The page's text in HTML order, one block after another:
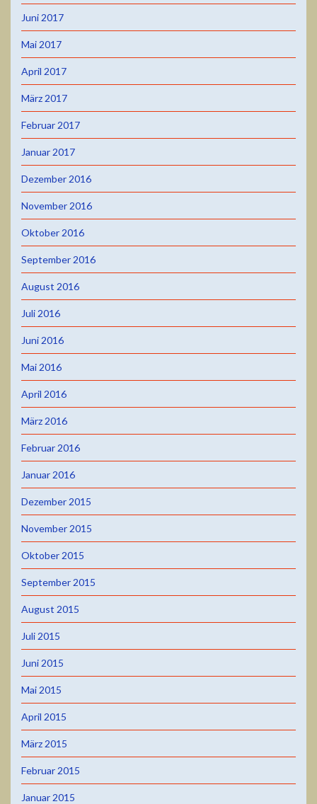
Juni 2017
Mai 2017
April 2017
März 2017
Februar 2017
Januar 2017
Dezember 2016
November 2016
Oktober 2016
September 2016
August 2016
Juli 2016
Juni 2016
Mai 2016
April 2016
März 2016
Februar 2016
Januar 2016
Dezember 2015
November 2015
Oktober 2015
September 2015
August 2015
Juli 2015
Juni 2015
Mai 2015
April 2015
März 2015
Februar 2015
Januar 2015